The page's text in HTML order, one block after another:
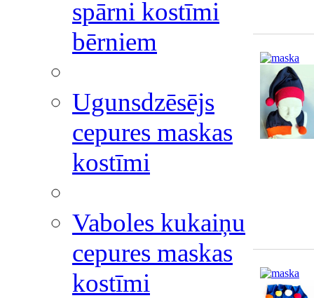
spārni kostīmi
bērniem
Ugunsdzēsējs
cepures maskas
kostīmi
Vaboles kukaiņu
cepures maskas
kostīmi